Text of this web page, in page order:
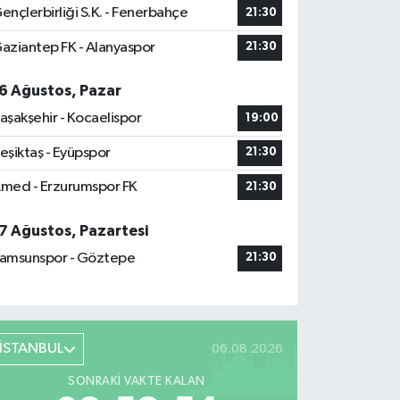
S.K. - Fenerbahçe 21:30
FK - Alanyaspor 21:30
Ağustos, Pazar
- Kocaelispor
19:00
- Eyüpspor 21:30
- Erzurumspor FK 21:30
Ağustos, Pazartesi
- Göztepe
21:30
İSTANBUL 06.08.2026
SONRAKI VAKTE KALAN